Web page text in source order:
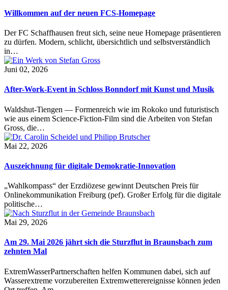
Willkommen auf der neuen FCS-Homepage
Der FC Schaffhausen freut sich, seine neue Homepage präsentieren
zu dürfen. Modern, schlicht, übersichtlich und selbstverständlich
in…
Juni 02, 2026
After-Work-Event in Schloss Bonndorf mit Kunst und Musik
Waldshut-Tiengen — Formenreich wie im Rokoko und futuristisch
wie aus einem Science-Fiction-Film sind die Arbeiten von Stefan
Gross, die…
Mai 22, 2026
Auszeichnung für digitale Demokratie-Innovation
„Wahlkompass“ der Erzdiözese gewinnt Deutschen Preis für
Onlinekommunikation Freiburg (pef). Großer Erfolg für die digitale
politische…
Mai 29, 2026
Am 29. Mai 2026 jährt sich die Sturzflut in Braunsbach zum
zehnten Mal
ExtremWasserPartnerschaften helfen Kommunen dabei, sich auf
Wasserextreme vorzubereiten Extremwetterereignisse können jeden